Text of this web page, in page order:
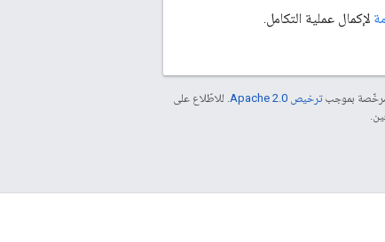
لإكمال عملية التكامل.
مرخّصة بموجبترخيص Apache 2.0‏
. للاطّلاع على